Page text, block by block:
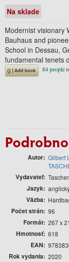
Na sklade
Modernist visionary
Bauhaus and
School in Dessau,
fundamental tenets
Autor Gilbert
Vydavateľ
Jazyk
Väzba
Počet strán 96
Formát 267 x
Hmotnosť 618
EAN
Rok vydania 2020